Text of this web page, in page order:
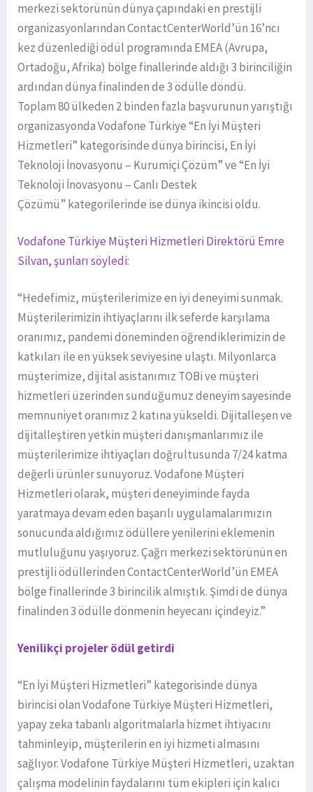
merkezi sektörünün dünya çapındaki en prestijli
organizasyonlarından ContactCenterWorld’ün 16’ncı
kez düzenlediği ödül programında EMEA (Avrupa,
Ortadoğu, Afrika) bölge finallerinde aldığı 3 birinciliğin
ardından dünya finalinden de 3 ödülle döndü.
Toplam 80 ülkeden 2 binden fazla başvurunun yarıştığı
organizasyonda Vodafone Türkiye “En İyi Müşteri
Hizmetleri” kategorisinde dünya birincisi, En İyi
Teknoloji İnovasyonu – Kurumiçi Çözüm” ve “En İyi
Teknoloji İnovasyonu – Canlı Destek
Çözümü” kategorilerinde ise dünya ikincisi oldu.
Vodafone Türkiye Müşteri Hizmetleri Direktörü Emre
Silvan, şunları söyledi:
“Hedefimiz, müşterilerimize en iyi deneyimi sunmak.
Müşterilerimizin ihtiyaçlarını ilk seferde karşılama
oranımız, pandemi döneminden öğrendiklerimizin de
katkıları ile en yüksek seviyesine ulaştı. Milyonlarca
müşterimize, dijital asistanımız TOBi ve müşteri
hizmetleri üzerinden sunduğumuz deneyim sayesinde
memnuniyet oranımız 2 katına yükseldi. Dijitalleşen ve
dijitalleştiren yetkin müşteri danışmanlarımız ile
müşterilerimize ihtiyaçları doğrultusunda 7/24 katma
değerli ürünler sunuyoruz. Vodafone Müşteri
Hizmetleri olarak, müşteri deneyiminde fayda
yaratmaya devam eden başarılı uygulamalarımızın
sonucunda aldığımız ödüllere yenilerini eklemenin
mutluluğunu yaşıyoruz. Çağrı merkezi sektörünün en
prestijli ödüllerinden ContactCenterWorld’ün EMEA
bölge finallerinde 3 birincilik almıştık. Şimdi de dünya
finalinden 3 ödülle dönmenin heyecanı içindeyiz.”
Yenilikçi projeler ödül getirdi
“En İyi Müşteri Hizmetleri” kategorisinde dünya
birincisi olan Vodafone Türkiye Müşteri Hizmetleri,
yapay zeka tabanlı algoritmalarla hizmet ihtiyacını
tahminleyip, müşterilerin en iyi hizmeti almasını
sağlıyor. Vodafone Türkiye Müşteri Hizmetleri, uzaktan
çalışma modelinin faydalarını tüm ekipleri için kalıcı